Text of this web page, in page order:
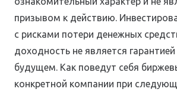
призывом к действию.
с рисками потери денежных
доходность не является
будущем. Как поведут себя
конкретной компании при